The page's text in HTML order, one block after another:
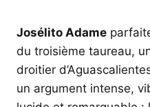
Josélito Adame
du troisième taureau,
droitier
un argument intense,